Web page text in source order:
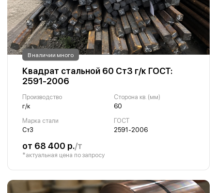
В наличии много
Квадрат стальной 60 Ст3 г/к ГОСТ:
2591-2006
Производство
г/к
Сторона кв. (мм)
60
Марка стали
Ст3
ГОСТ
2591-2006
от 68 400 р./т
*актуальная цена по запросу